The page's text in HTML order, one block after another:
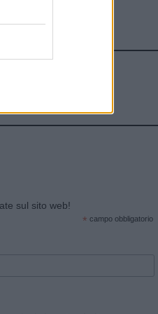
sul sito web!
* campo obbligatorio